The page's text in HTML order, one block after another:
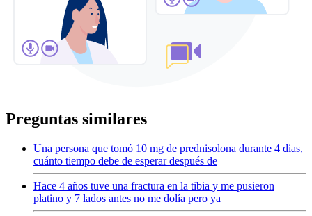
Preguntas similares
Una persona que tomó 10 mg de prednisolona durante 4 dias,
cuánto tiempo debe de esperar después de
Hace 4 años tuve una fractura en la tibia y me pusieron
platino y 7 lados antes no me dolía pero ya